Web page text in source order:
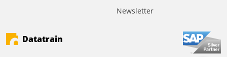
effizienter zu bearbeiten.
Newsletter
Datatrain